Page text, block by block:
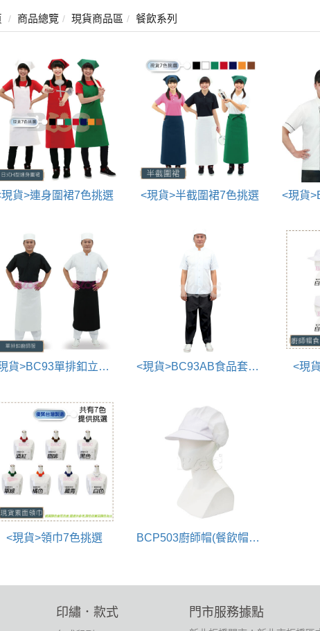
商品總覽 現貨商品區 餐飲系列
貨>連身圍裙7色挑選 <現貨>半截圍裙7色挑選
<現貨>BC93單排釦立領廚師服 <現貨>BC93AB食品套裝(廚衣/廚帽/廚師褲) <現
<現貨>領巾7色挑選 BCP503廚師帽(餐飲帽.食品帽.衛生帽)
印繡．款式 門市服務據點